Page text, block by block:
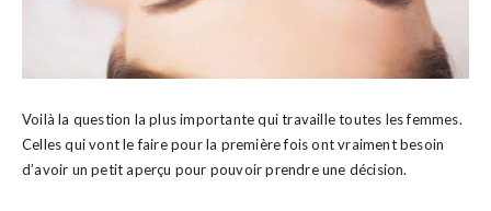
Voilà la question la plus importante qui travaille toutes les femmes.
Celles qui vont le faire pour la première fois ont vraiment besoin
d’avoir un petit aperçu pour pouvoir prendre une décision.